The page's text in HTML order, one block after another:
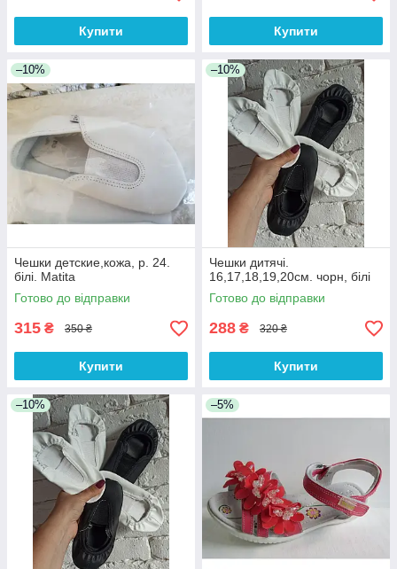
Купити Купити
–10%
Чешки детские,кожа, р. 24.
білі. Matita
Готово до відправки
315 ₴ 350 ₴
Купити
–10%
Чешки дитячі.
16,17,18,19,20см. чорн, білі
Готово до відправки
288 ₴ 320 ₴
Купити
–10% –5%